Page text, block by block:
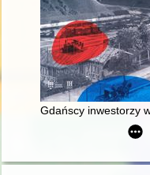
Gdańscy inwestorzy